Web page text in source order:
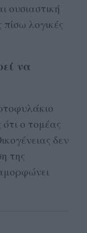
ουσιαστική
λογικές
να
ο τομέας
δεν
της